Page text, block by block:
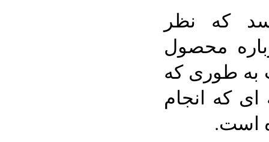
که نظر
محصول
به طوری که
که انجام
است.